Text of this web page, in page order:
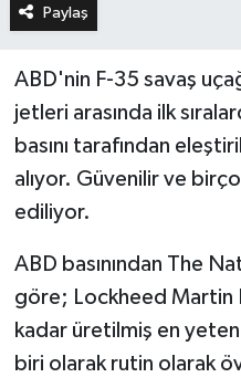
Paylaş
ABD'nin F-35 savaş
jetleri arasında ilk
basını tarafından
alıyor. Güvenilir ve
ediliyor.
ABD basınından The
göre; Lockheed Martin
kadar üretilmiş en
biri olarak rutin olarak